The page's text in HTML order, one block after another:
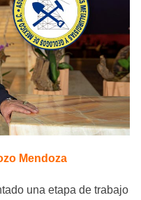
Mendoza
una etapa de trabajo